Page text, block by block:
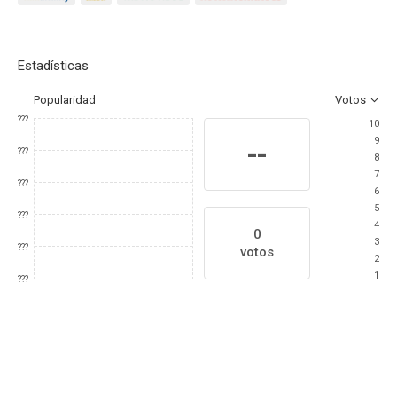
Estadísticas
Popularidad Votos
???
???
???
???
???
???
--
0
votos
10
9
8
7
6
5
4
3
2
1